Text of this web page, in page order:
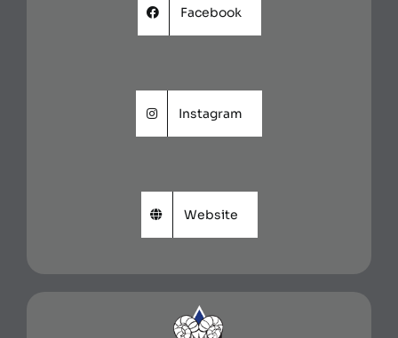
Facebook
Instagram
Website